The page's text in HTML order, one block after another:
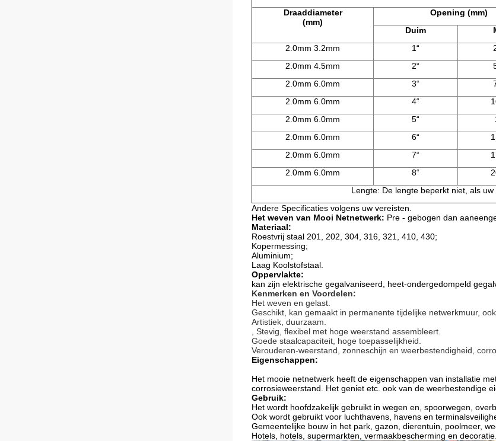
Draaddiameter
(mm)
Opening (mm)
Duim
2.0mm 3.2mm
1“
2.0mm 4.5mm
2“
2.0mm 6.0mm
3“
2.0mm 6.0mm
4“
2.0mm 6.0mm
5“
2.0mm 6.0mm
6“
2.0mm 6.0mm
7“
2.0mm 6.0mm
8“
Lengte: De lengte beperkt niet, als uw
Andere Specificaties volgens uw vereisten.
Het weven van Mooi Netnetwerk: Pre - gebogen dan
Materiaal:
Roestvrij staal 201, 202, 304, 316, 321, 410, 430;
Kopermessing;
Aluminium;
Laag Koolstofstaal.
Oppervlakte:
kan zijn elektrische gegalvaniseerd, heet-ondergedompeld
Kenmerken en Voordelen:
Het weven en gelast.
Geschikt, kan gemaakt in permanente tijdelijke netwerkmuur, ook.
Artistiek, duurzaam.
, Stevig, flexibel met hoge weerstand assembleert.
Goede staalcapaciteit, hoge toepasselijkheid.
Verouderen-weerstand, zonneschijn en weerbestendigheid,
Eigenschappen:
Het mooie netnetwerk heeft de eigenschappen van installatie
corrosieweerstand. Het geniet etc. ook van de weerbestendige
Gebruik:
Het wordt hoofdzakelijk gebruikt in wegen en, spoorwegen,
Ook wordt gebruikt voor luchthavens, havens en
Gemeentelijke bouw in het park, gazon, dierentuin, poolmeer,
Hotels, hotels, supermarkten, vermaakbescherming en decoratie.